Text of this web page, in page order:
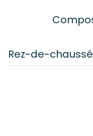
Rez-de-